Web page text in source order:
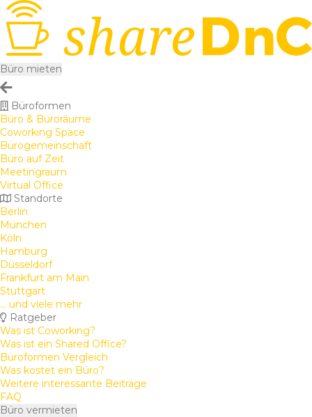
Büro mieten
Büroformen
Büro & Büroräume
Coworking Space
Bürogemeinschaft
Büro auf Zeit
Meetingraum
Virtual Office
Standorte
Berlin
München
Köln
Hamburg
Düsseldorf
Frankfurt am Main
Stuttgart
... und viele mehr
Ratgeber
Was ist Coworking?
Was ist ein Shared Office?
Büroformen Vergleich
Was kostet ein Büro?
Weitere interessante Beiträge
FAQ
Büro vermieten